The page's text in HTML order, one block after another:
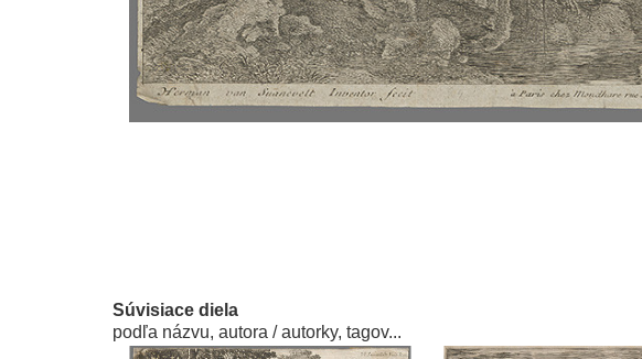
Súvisiace diela
podľa názvu, autora / autorky, tagov...